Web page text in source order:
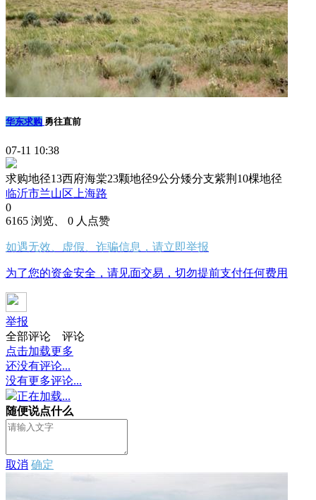
华东求购 勇往直前
07-11 10:38
求购地径13西府海棠23颗地径9公分矮分支紫荆10棵地径
临沂市兰山区上海路
0
6165 浏览、 0 人点赞
如遇无效、虚假、诈骗信息，请立即举报
为了您的资金安全，请见面交易，切勿提前支付任何费用
举报
全部评论
评论
点击加载更多
还没有评论...
没有更多评论...
正在加载...
随便说点什么
取消 确定